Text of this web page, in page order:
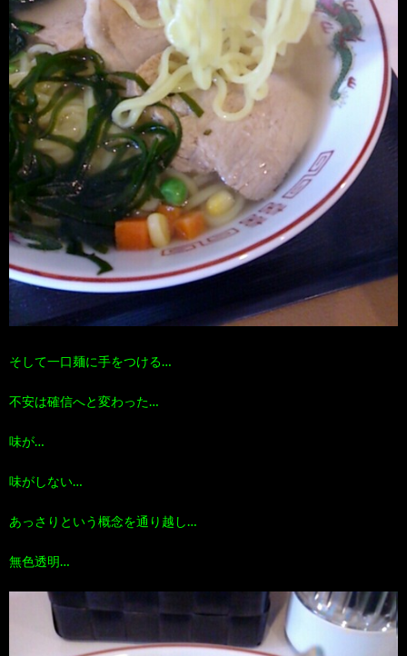
そして一口麺に手をつける…
不安は確信へと変わった…
味が…
味がしない…
あっさりという概念を通り越し…
無色透明…